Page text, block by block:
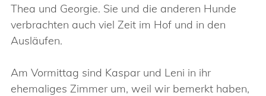
Thea und Georgie. Sie und die anderen Hunde
verbrachten auch viel Zeit im Hof und in den
Ausläufen.
Am Vormittag sind Kaspar und Leni in ihr
ehemaliges Zimmer um, weil wir bemerkt haben,